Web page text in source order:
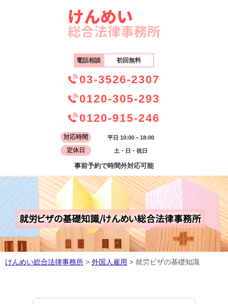
電話相談 初回無料
03-3526-2307
0120-305-293
0120-915-246
対応時間 平日 10:00～18:00
定休日 土・日・祝日
事前予約で時間外対応可能
就労ビザの基礎知識/けんめい総合法律事務所
けんめい総合法律事務所 > 外国人雇用 > 就労ビザの基礎知識